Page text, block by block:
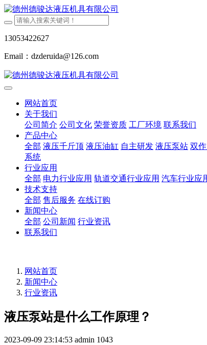
13053422627
Email：dzderuida@126.com
网站首页
关于我们
公司简介 公司文化 荣誉资质 工厂环境 联系我们
产品中心
全部 液压千斤顶 液压油缸 自主研发 液压泵站 双
系统
行业应用
全部 电力行业应用 轨道交通行业应用 汽车行业应
技术支持
全部 售后服务 在线订购
新闻中心
全部 公司新闻 行业资讯
联系我们
网站首页
新闻中心
行业资讯
液压泵站是什么工作原理？
2023-09-09 23:14:53 admin 1043